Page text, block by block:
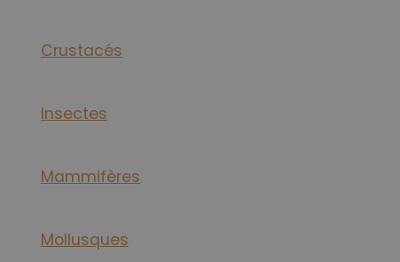
Crustacés
Insectes
Mammifères
Mollusques